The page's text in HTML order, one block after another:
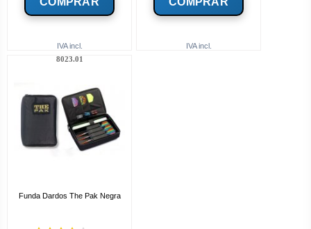
IVA incl. IVA incl.
8023.01
Funda Dardos The Pak Negra